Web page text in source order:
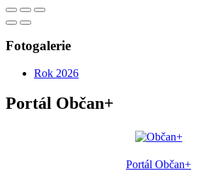
Fotogalerie
Rok 2026
Portál Občan+
Portál Občan+